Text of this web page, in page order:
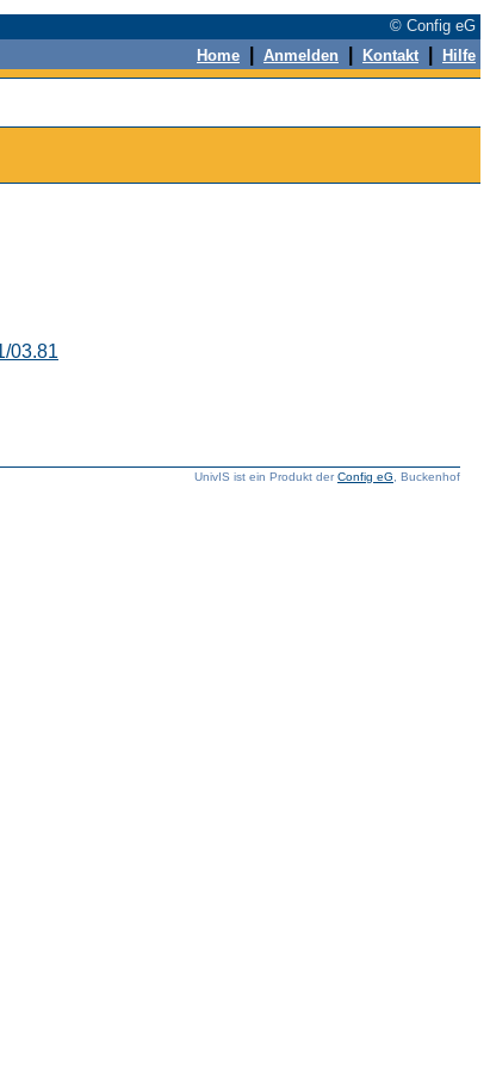
© Config eG
Home Anmelden Kontakt Hilfe
03.81
UnivIS ist ein Produkt derConfig eG , Buckenhof